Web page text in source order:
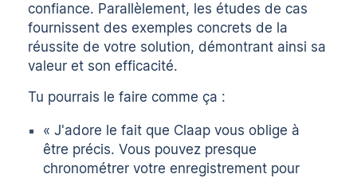
confiance. Parallèlement, les études de cas
fournissent des exemples concrets de la
réussite de votre solution, démontrant ainsi sa
valeur et son efficacité.
Tu pourrais le faire comme ça :
« J'adore le fait que Claap vous oblige à
être précis. Vous pouvez presque
chronométrer votre enregistrement pour